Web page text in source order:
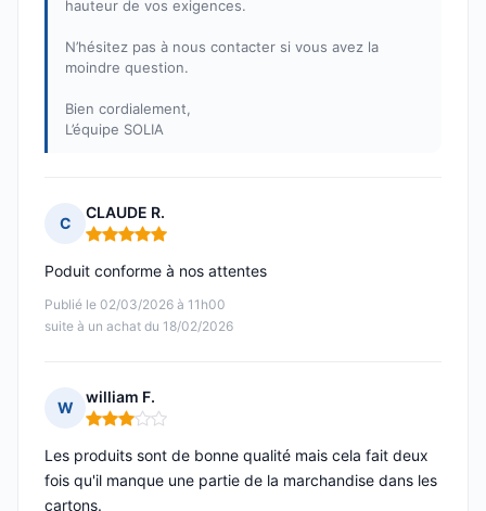
hauteur de vos exigences.
N’hésitez pas à nous contacter si vous avez la
moindre question.
Bien cordialement,
L’équipe SOLIA
C
CLAUDE R.
Note : 5 sur 5
Publié le 02/03/2026 à 11h00
suite à un achat du 18/02/2026
Poduit conforme à nos attentes
W
william F.
Note : 3 sur 5
Les produits sont de bonne qualité mais cela fait deux
fois qu'il manque une partie de la marchandise dans les
cartons.